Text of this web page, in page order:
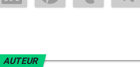
AUTEUR